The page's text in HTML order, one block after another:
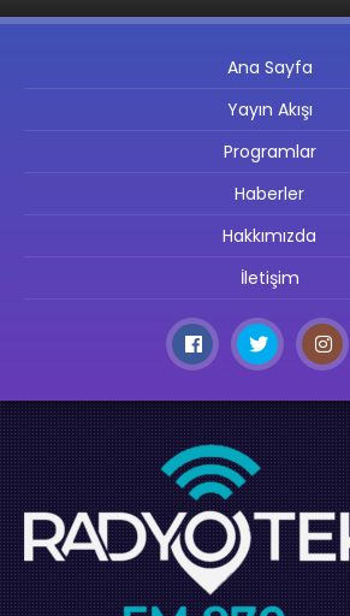
Ana Sayfa
Yayın Akışı
Programlar
Haberler
Hakkımızda
İletişim